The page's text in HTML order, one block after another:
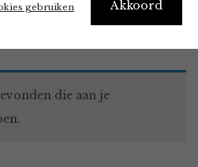
Akkoord
gebruikenMust Haves
die aan je